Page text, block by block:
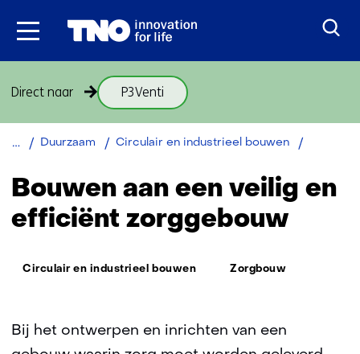
Ga
Sla
navigatie
(onderwerpen
Veilig
en
efficiënt
Direct naar P3Venti
Terug
navigatie
(onderwerpen
onder
thema
en
Duurzaam Circulair en industrieel bouwen
Bouwen aan een veilig en
efficiënt zorggebouw
Thema:
Circulair en industrieel bouwen Zorgbouw
Bij het ontwerpen en inrichten van een